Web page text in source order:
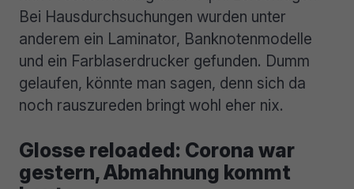
Bei Hausdurchsuchungen wurden unter
anderem ein Laminator, Banknotenmodelle
und ein Farblaserdrucker gefunden. Dumm
gelaufen, könnte man sagen, denn sich da
noch rauszureden bringt wohl eher nix.
Glosse reloaded: Corona war
gestern, Abmahnung kommt